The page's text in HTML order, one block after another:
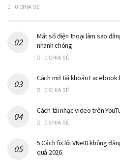
0 CHIA SẺ
Mất số điện thoại làm sao
nhanh chóng
0 CHIA SẺ
Cách mở tài khoản Facebook
0 CHIA SẺ
Cách tải nhạc video trên
0 CHIA SẺ
5 Cách fix lỗi VNeID không
quả 2026